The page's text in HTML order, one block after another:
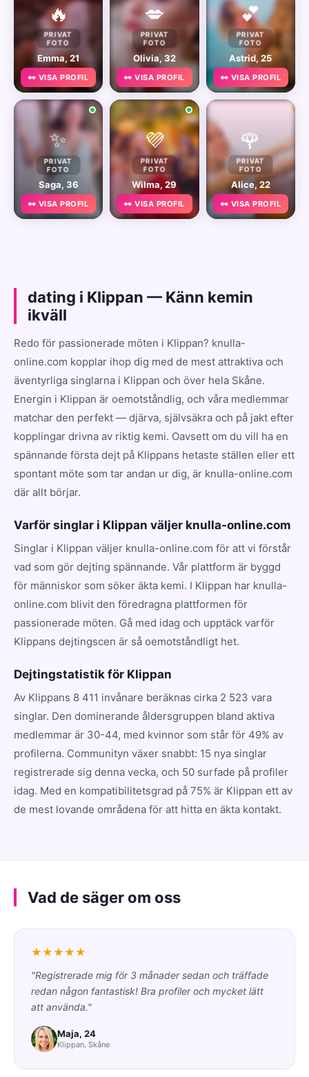
🔥
PRIVAT
FOTO
Emma, 21
👀 VISA PROFIL
💋
PRIVAT
FOTO
Olivia, 32
👀 VISA PROFIL
💕
PRIVAT
FOTO
Astrid, 25
👀 VISA PROFIL
✨
PRIVAT
FOTO
Saga, 36
👀 VISA PROFIL
💜
PRIVAT
FOTO
Wilma, 29
👀 VISA PROFIL
🌹
PRIVAT
FOTO
Alice, 22
👀 VISA PROFIL
dating i Klippan — Känn kemin
ikväll
Redo för passionerade möten i Klippan? knulla-
online.com kopplar ihop dig med de mest attraktiva och
äventyrliga singlarna i Klippan och över hela Skåne.
Energin i Klippan är oemotståndlig, och våra medlemmar
matchar den perfekt — djärva, självsäkra och på jakt efter
kopplingar drivna av riktig kemi. Oavsett om du vill ha en
spännande första dejt på Klippans hetaste ställen eller ett
spontant möte som tar andan ur dig, är knulla-online.com
där allt börjar.
Varför singlar i Klippan väljer knulla-online.com
Singlar i Klippan väljer knulla-online.com för att vi förstår
vad som gör dejting spännande. Vår plattform är byggd
för människor som söker äkta kemi. I Klippan har knulla-
online.com blivit den föredragna plattformen för
passionerade möten. Gå med idag och upptäck varför
Klippans dejtingscen är så oemotståndligt het.
Dejtingstatistik för Klippan
Av Klippans 8 411 invånare beräknas cirka 2 523 vara
singlar. Den dominerande åldersgruppen bland aktiva
medlemmar är 30-44, med kvinnor som står för 49% av
profilerna. Communityn växer snabbt: 15 nya singlar
registrerade sig denna vecka, och 50 surfade på profiler
idag. Med en kompatibilitetsgrad på 75% är Klippan ett av
de mest lovande områdena för att hitta en äkta kontakt.
Vad de säger om oss
★★★★★
"Registrerade mig för 3 månader sedan och träffade
redan någon fantastisk! Bra profiler och mycket lätt
att använda."
Maja, 24
Klippan, Skåne